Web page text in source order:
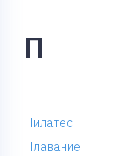
П
Пилатес
Плавание